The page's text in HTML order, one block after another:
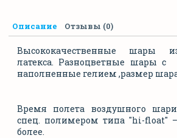
Описание Отзывы (0)
Высококачественные шары
латекса. Разноцветные шары
наполненные гелием ,размер
Время полета воздушного
спец. полимером типа "hi-float"
более.